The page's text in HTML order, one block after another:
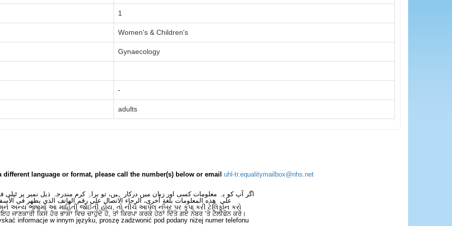
1
Women's & Children's
Gynaecology
-
adults
language or format, please call the number(s) below or email uhl-tr.equalitymailbox@nhs.net
اگر آپ کو یہ معلومات کسی اور زبان میں درکار ہیں، تو براہِ کرم مندرجہ ذیل نمبر پر ٹیلی
على هذه المعلومات بلغةٍ أُخرى، الرجاء الاتصال على رقم الهاتف الذي يظهر في
અન્ય ભાષામાં આ માહિતી જોઈતી હોય, તો નીચે આપેલ નંબર પર કૃપા કરી ટેલિફોન કરો
ਜਾਣਕਾਰੀ ਕਿਸੇ ਹੋਰ ਭਾਸ਼ਾ ਵਿਚ ਚਾਹੁੰਦੇ ਹੋ, ਤਾਂ ਕਿਰਪਾ ਕਰਕੇ ਹੇਠਾਂ ਦਿੱਤੇ ਗਏ ਨੰਬਰ ‘ਤੇ ਟੈਲੀਫੋਨ ਕਰੋ।
informacje w innym języku, proszę zadzwonić pod podany niżej numer telefonu